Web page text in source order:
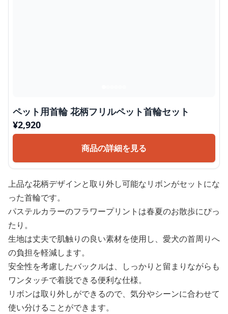
ペット用首輪 花柄フリルペット首輪セット
¥2,920
商品の詳細を見る
上品な花柄デザインと取り外し可能なリボンがセットにな
った首輪です。
パステルカラーのフラワープリントは春夏のお散歩にぴっ
たり。
生地は丈夫で肌触りの良い素材を使用し、愛犬の首周りへ
の負担を軽減します。
安全性を考慮したバックルは、しっかりと留まりながらも
ワンタッチで着脱できる便利な仕様。
リボンは取り外しができるので、気分やシーンに合わせて
使い分けることができます。